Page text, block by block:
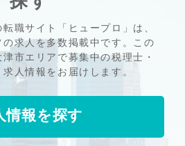
職サイト「ヒュープロ」は、
求人を多数掲載中です。この
市エリアで募集中の税理士・
人情報をお届けします。
情報を探す